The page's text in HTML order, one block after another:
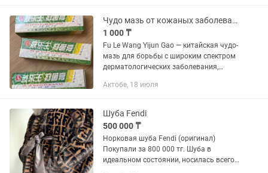
Чудо мазь от кожаных заболеваний
1 000 ₸
Fu Le Wang Yijun Gao — китайская чудо-
мазь для борьбы с широким спектром
дерматологических заболевания,
представляет собой незаразное
Актобе, 18 июля
Шуба Fendi
500 000 ₸
Норковая шуба Fendi (оригинал)
Покупали за 800 000 тг. Шуба в
идеальном состоянии, носилась всего